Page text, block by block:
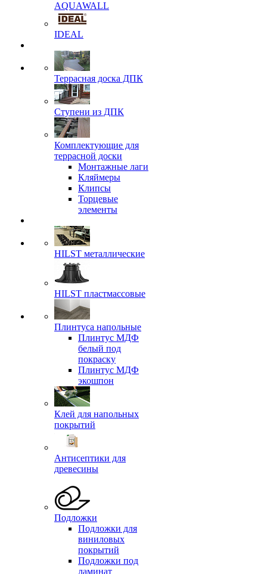
AQUAWALL
IDEAL
Террасная доска ДПК
Ступени из ДПК
Комплектующие для
террасной доски
Монтажные лаги
Кляймеры
Клипсы
Торцевые
элементы
HILST металлические
HILST пластмассовые
Плинтуса напольные
Плинтус МДФ
белый под
покраску
Плинтус МДФ
экошпон
Клей для напольных
покрытий
Антисептики для
древесины
Подложки
Подложки для
виниловых
покрытий
Подложки под
ламинат